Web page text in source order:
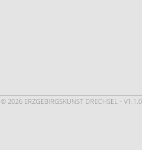
© 2026 ERZGEBIRGSKUNST DRECHSEL - V1.1.0